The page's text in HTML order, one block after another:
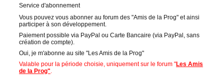
Service d'abonnement
Vous pouvez vous abonner au forum des "Amis de la Prog" et ainsi
participer à son développement.
Paiement possible via PayPal ou Carte Bancaire (via PayPal, sans
création de compte).
Oui, je m'abonne au site "Les Amis de la Prog"
Valable pour la période choisie, uniquement sur le forum "Les Amis
de la Prog".